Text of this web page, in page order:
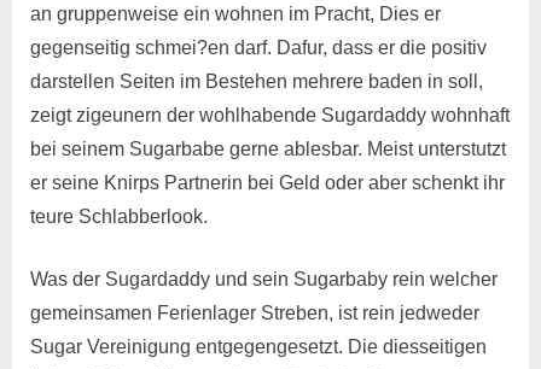
an gruppenweise ein wohnen im Pracht, Dies er
gegenseitig schmei?en darf. Dafur, dass er die positiv
darstellen Seiten im Bestehen mehrere baden in soll,
zeigt zigeunern der wohlhabende Sugardaddy wohnhaft
bei seinem Sugarbabe gerne ablesbar. Meist unterstutzt
er seine Knirps Partnerin bei Geld oder aber schenkt ihr
teure Schlabberlook.
Was der Sugardaddy und sein Sugarbaby rein welcher
gemeinsamen Ferienlager Streben, ist rein jedweder
Sugar Vereinigung entgegengesetzt. Die diesseitigen